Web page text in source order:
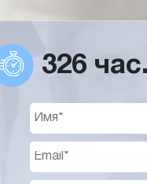
326 час.